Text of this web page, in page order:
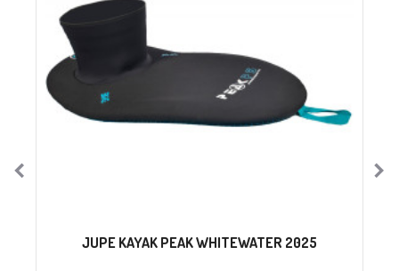
JUPE KAYAK PEAK WHITEWATER 2025